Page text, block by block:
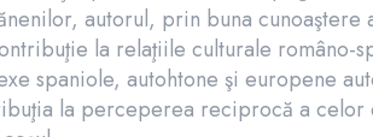
autorul, prin buna
la relaţiile culturale
spaniole, autohtone şi europene
la perceperea reciprocă a celor